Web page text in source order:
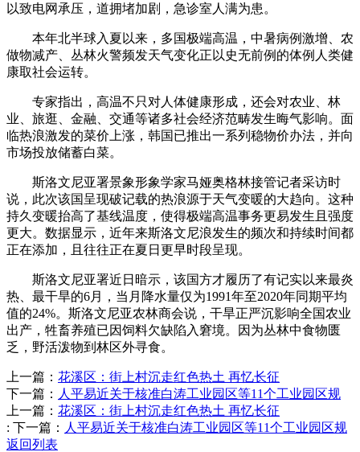
以致电网承压，道拥堵加剧，急诊室人满为患。
本年北半球入夏以来，多国极端高温，中暑病例激增、农
做物减产、丛林火警频发天气变化正以史无前例的体例人类健
康取社会运转。
专家指出，高温不只对人体健康形成，还会对农业、林
业、旅逛、金融、交通等诸多社会经济范畴发生晦气影响。面
临热浪激发的菜价上涨，韩国已推出一系列稳物价办法，并向
市场投放储蓄白菜。
斯洛文尼亚署景象形象学家马娅奥格林接管记者采访时
说，此次该国呈现破记载的热浪源于天气变暖的大趋向。这种
持久变暖抬高了基线温度，使得极端高温事务更易发生且强度
更大。数据显示，近年来斯洛文尼浪发生的频次和持续时间都
正在添加，且往往正在夏日更早时段呈现。
斯洛文尼亚署近日暗示，该国方才履历了有记实以来最炎
热、最干旱的6月，当月降水量仅为1991年至2020年同期平均
值的24%。斯洛文尼亚农林商会说，干旱正严沉影响全国农业
出产，牲畜养殖已因饲料欠缺陷入窘境。因为丛林中食物匮
乏，野活泼物到林区外寻食。
上一篇： 花溪区：街上村沉走红色热土 再忆长征
下一篇： 人平易近关于核准白涛工业园区等11个工业园区规
上一篇： 花溪区：街上村沉走红色热土 再忆长征
: 下一篇： 人平易近关于核准白涛工业园区等11个工业园区规
返回列表